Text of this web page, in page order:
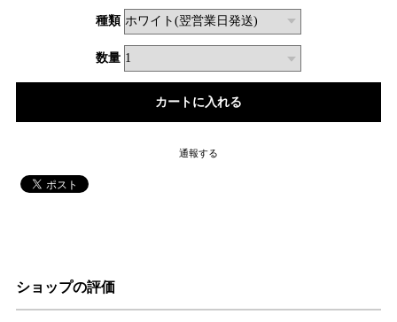
種類
数量
通報する
ショップの評価